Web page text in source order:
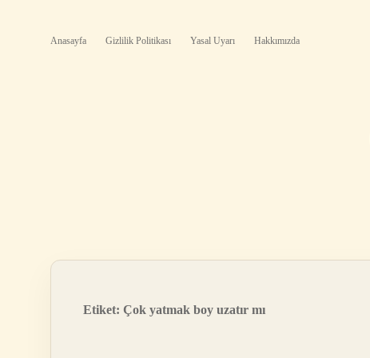
Anasayfa Gizlilik Politikası Yasal Uyarı Hakkımızda
Etiket: Çok yatmak boy uzatır mı